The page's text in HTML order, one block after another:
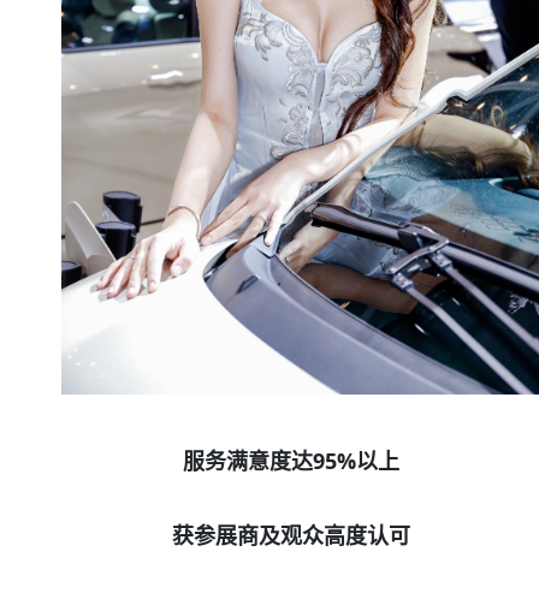
服务满意度达95%以上
获参展商及观众高度认可